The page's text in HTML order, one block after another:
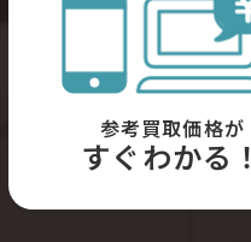
参考買取価格が
すぐわかる！